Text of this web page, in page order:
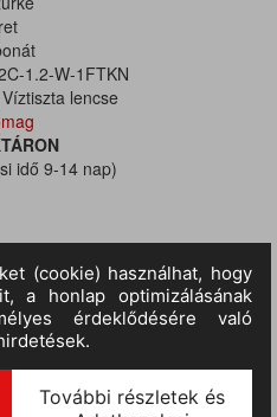
1.2-W-1FTKN
lencse
idő 9-14 nap)